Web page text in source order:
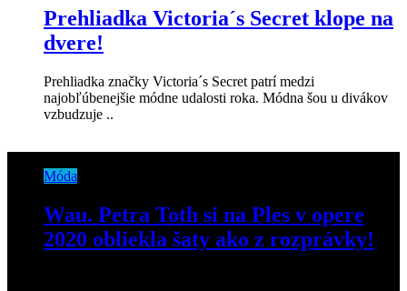
Prehliadka Victoria´s Secret klope na
dvere!
Prehliadka značky Victoria´s Secret patrí medzi
najobľúbenejšie módne udalosti roka. Módna šou u divákov
vzbudzuje ..
Móda
Wau. Petra Toth si na Ples v opere
2020 obliekla šaty ako z rozprávky!